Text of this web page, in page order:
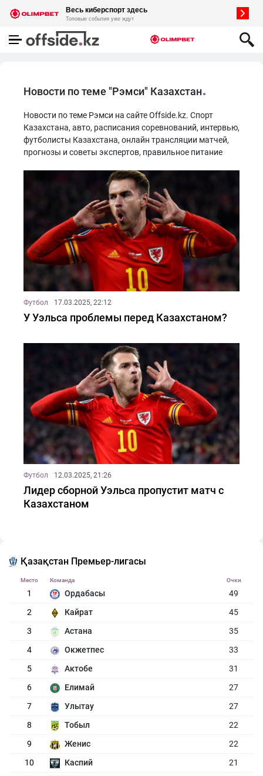
Новости по теме "Рэмси" Казахстан
Новости по теме Рэмси на сайте Offside.kz. Спорт
Казахстана, авто, расписания соревнований, интервью,
футболисты Казахстана, онлайн трансляции матчей,
прогнозы и советы экспертов, правильное питание
Футбол 17.03.2025, 22:12
У Уэльса проблемы перед Казахстаном?
Футбол 12.03.2025, 21:26
Лидер сборной Уэльса пропустит матч с
Казахстаном
Қазақстан Премьер-лигасы
Место Команда Очки
1 Ордабасы
49
2
Кайрат
45
3
Астана
35
4
Окжетпес
33
5
Актобе
31
6
Елимай
27
7
Улытау
27
8
Тобыл
22
9
Женис
22
10
Каспий
21